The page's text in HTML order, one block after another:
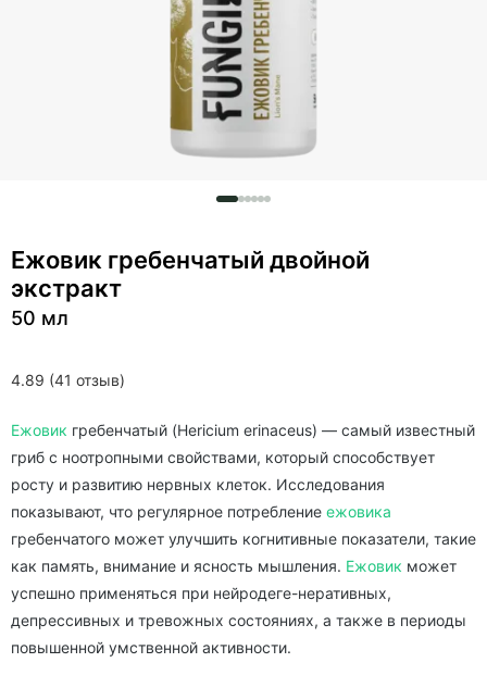
4.89 (41 отзыв)
Ежовик гребенчатый двойной
экстракт
50 мл
Ежовик гребенчатый (Hericium erinaceus) — самый известный
гриб с ноотропными свойствами, который способствует
росту и развитию нервных клеток. Исследования
показывают, что регулярное потребление ежовика
гребенчатого может улучшить когнитивные показатели, такие
как память, внимание и ясность мышления. Ежовик может
успешно применяться при нейродеге-неративных,
депрессивных и тревожных состояниях, а также в периоды
повышенной умственной активности.